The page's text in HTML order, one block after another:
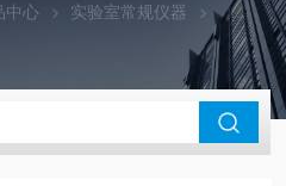
中心 实验室常规仪器 上海昕瑞